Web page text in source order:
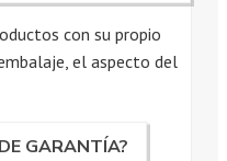
con su propio
el aspecto del
GARANTÍA?